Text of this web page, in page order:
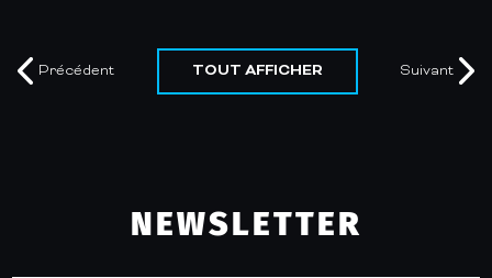
Précédent TOUT AFFICHER Suivant
NEWSLETTER